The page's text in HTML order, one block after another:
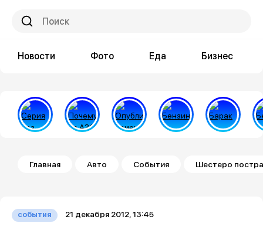
Новости Фото Еда Бизнес
Строка навигации
Главная Авто События Шестеро
события 21 декабря 2012, 13:45